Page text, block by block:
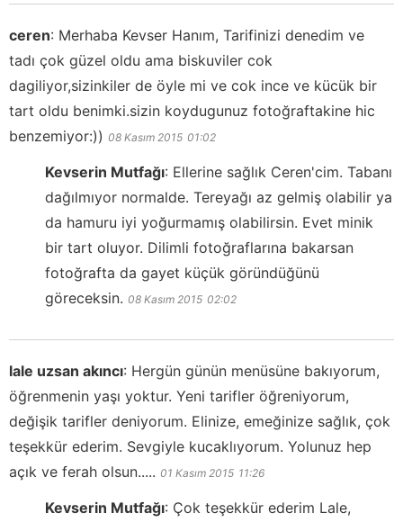
ceren: Merhaba Kevser Hanım, Tarifinizi denedim ve
tadı çok güzel oldu ama biskuviler cok
dagiliyor,sizinkiler de öyle mi ve cok ince ve kücük bir
tart oldu benimki.sizin koydugunuz fotoğraftakine hic
benzemiyor:)) 08 Kasım 2015 01:02
Kevserin Mutfağı: Ellerine sağlık Ceren'cim. Tabanı
dağılmıyor normalde. Tereyağı az gelmiş olabilir ya
da hamuru iyi yoğurmamış olabilirsin. Evet minik
bir tart oluyor. Dilimli fotoğraflarına bakarsan
fotoğrafta da gayet küçük göründüğünü
göreceksin. 08 Kasım 2015 02:02
lale uzsan akıncı: Hergün günün menüsüne bakıyorum,
öğrenmenin yaşı yoktur. Yeni tarifler öğreniyorum,
değişik tarifler deniyorum. Elinize, emeğinize sağlık, çok
teşekkür ederim. Sevgiyle kucaklıyorum. Yolunuz hep
açık ve ferah olsun..... 01 Kasım 2015 11:26
Kevserin Mutfağı: Çok teşekkür ederim Lale,